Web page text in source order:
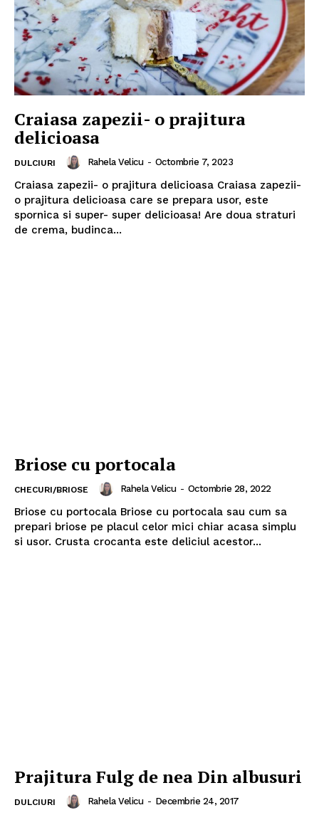
Craiasa zapezii- o prajitura
delicioasa
DULCIURI Rahela Velicu - Octombrie 7, 2023
Craiasa zapezii- o prajitura delicioasa Craiasa zapezii-
o prajitura delicioasa care se prepara usor, este
spornica si super- super delicioasa! Are doua straturi
de crema, budinca...
Briose cu portocala
CHECURI/BRIOSE Rahela Velicu - Octombrie 28, 2022
Briose cu portocala Briose cu portocala sau cum sa
prepari briose pe placul celor mici chiar acasa simplu
si usor. Crusta crocanta este deliciul acestor...
Prajitura Fulg de nea Din albusuri
DULCIURI Rahela Velicu - Decembrie 24, 2017